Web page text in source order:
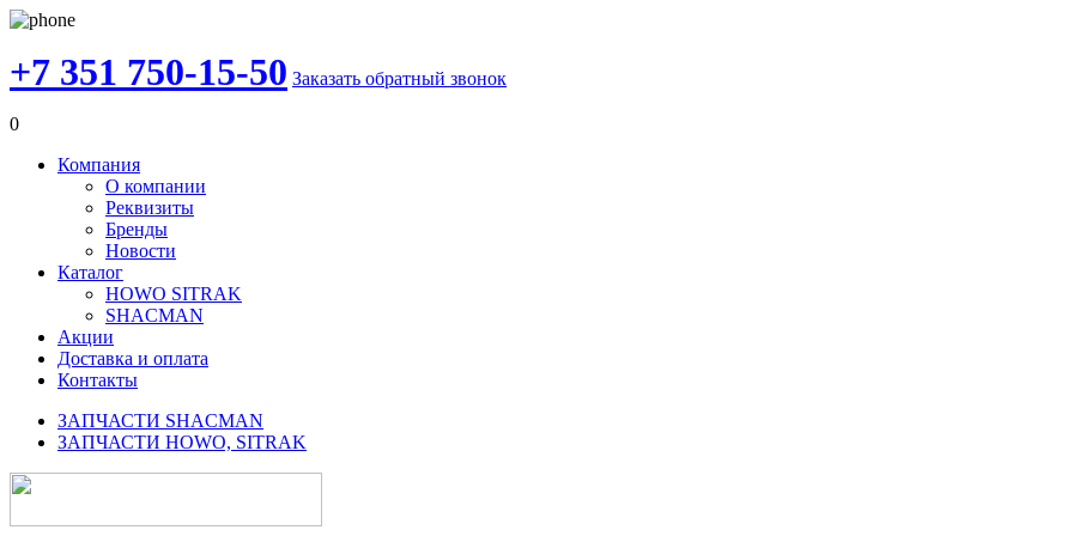
+7 351 750-15-50 Заказать обратный звонок
0
Компания
О компании
Реквизиты
Бренды
Новости
Каталог
HOWO SITRAK
SHACMAN
Акции
Доставка и оплата
Контакты
ЗАПЧАСТИ SHACMAN
ЗАПЧАСТИ HOWO, SITRAK